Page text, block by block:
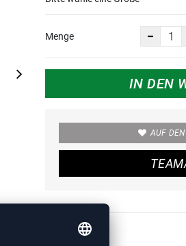
Menge
IN DEN
AUF